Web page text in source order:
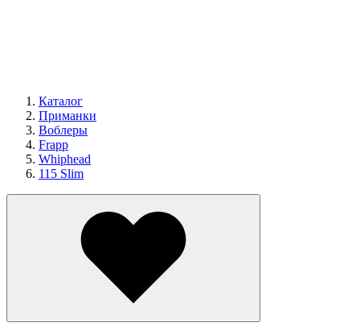
Каталог
Приманки
Воблеры
Frapp
Whiphead
115 Slim